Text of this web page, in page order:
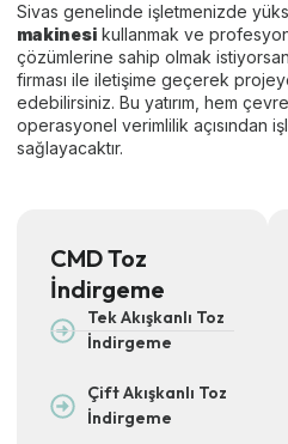
Sivas genelinde işletmenizde
makinesi kullanmak ve
çözümlerine sahip olmak
firması ile iletişime geçerek
edebilirsiniz. Bu yatırım, hem
operasyonel verimlilik açısından
sağlayacaktır.
CMD Toz
İndirgeme
Tek Akışkanlı Toz
İndirgeme
Çift Akışkanlı Toz
İndirgeme